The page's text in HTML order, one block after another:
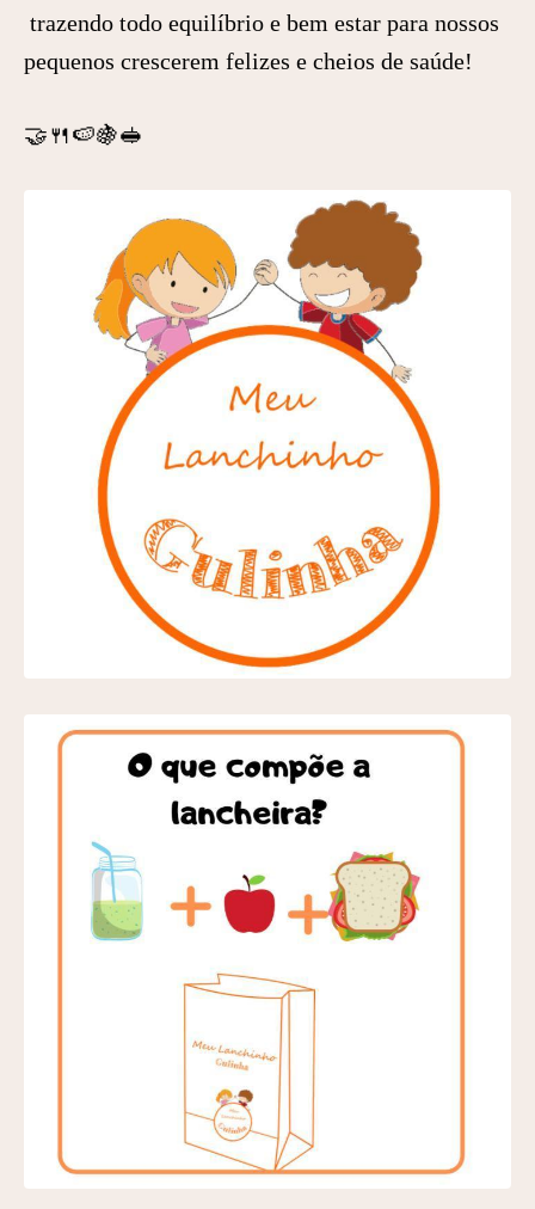
trazendo todo equilíbrio e bem estar para nossos
pequenos crescerem felizes e cheios de saúde!
🤝🍴🍉🍇🥪